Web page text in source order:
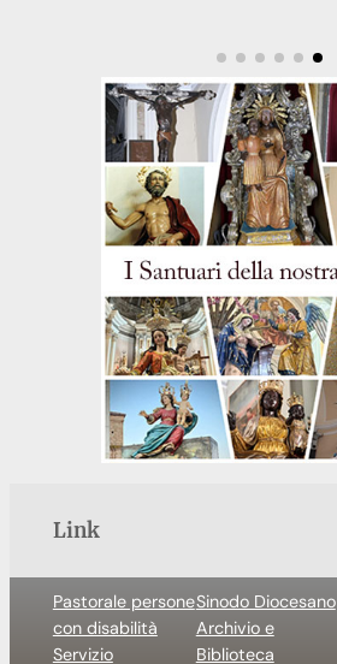
Link
Pastorale persone
con disabilità
Servizio
Sinodo Diocesano
Archivio e
Biblioteca